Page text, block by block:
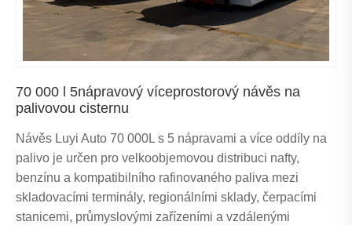
70 000 l 5nápravový víceprostorový návěs na
palivovou cisternu
Návěs Luyi Auto 70 000L s 5 nápravami a více oddíly na
palivo je určen pro velkoobjemovou distribuci nafty,
benzínu a kompatibilního rafinovaného paliva mezi
skladovacími terminály, regionálními sklady, čerpacími
stanicemi, průmyslovými zařízeními a vzdálenými